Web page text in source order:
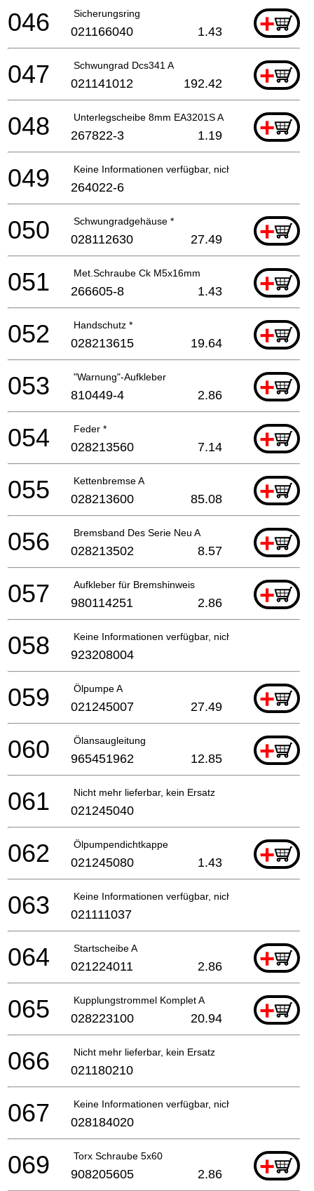
Sicherungsring +
046 021166040 1.43
Schwungrad Dcs341 A +
047 021141012 192.42
Unterlegscheibe 8mm EA3201S A +
048 267822-3 1.19
Keine Informationen verfügbar, nicht bestellbar
049 264022-6
Schwungradgehäuse * +
050 028112630 27.49
Met.Schraube Ck M5x16mm +
051 266605-8 1.43
Handschutz * +
052 028213615 19.64
"Warnung"-Aufkleber +
053 810449-4 2.86
Feder * +
054 028213560 7.14
Kettenbremse A +
055 028213600 85.08
Bremsband Des Serie Neu A +
056 028213502 8.57
Aufkleber für Bremshinweis +
057 980114251 2.86
Keine Informationen verfügbar, nicht bestellbar
058 923208004
Ölpumpe A +
059 021245007 27.49
Ölansaugleitung +
060 965451962 12.85
Nicht mehr lieferbar, kein Ersatz
061 021245040
Ölpumpendichtkappe +
062 021245080 1.43
Keine Informationen verfügbar, nicht bestellbar
063 021111037
Startscheibe A +
064 021224011 2.86
Kupplungstrommel Komplet A +
065 028223100 20.94
Nicht mehr lieferbar, kein Ersatz
066 021180210
Keine Informationen verfügbar, nicht bestellbar
067 028184020
Torx Schraube 5x60 +
069 908205605 2.86